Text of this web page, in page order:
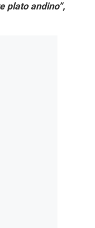
plato andino”,